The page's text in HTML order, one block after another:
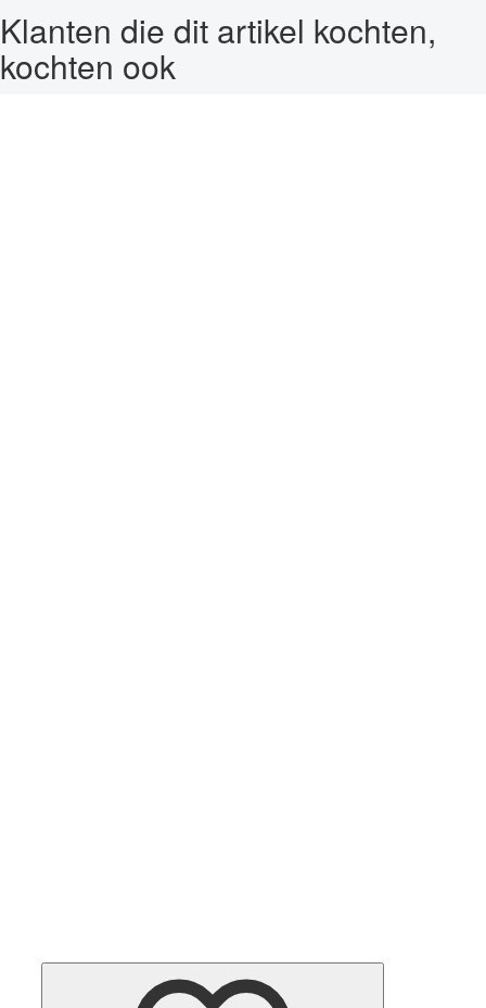
Klanten die dit artikel kochten,
kochten ook